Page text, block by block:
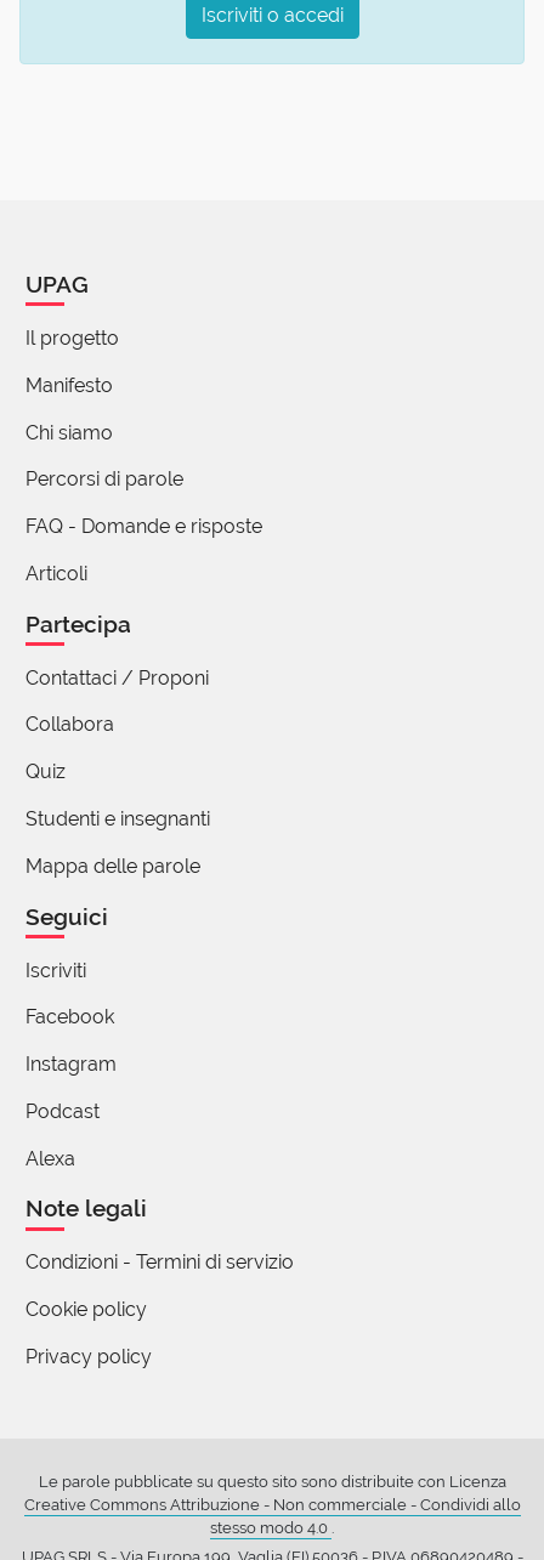
Iscriviti o accedi
UPAG
Il progetto
Manifesto
Chi siamo
Percorsi di parole
FAQ - Domande e risposte
Articoli
Partecipa
Contattaci / Proponi
Collabora
Quiz
Studenti e insegnanti
Mappa delle parole
Seguici
Iscriviti
Facebook
Instagram
Podcast
Alexa
Note legali
Condizioni - Termini di servizio
Cookie policy
Privacy policy
Le parole pubblicate su questo sito sono distribuite con Licenza
Creative Commons Attribuzione - Non commerciale - Condividi allo
stesso modo 4.0